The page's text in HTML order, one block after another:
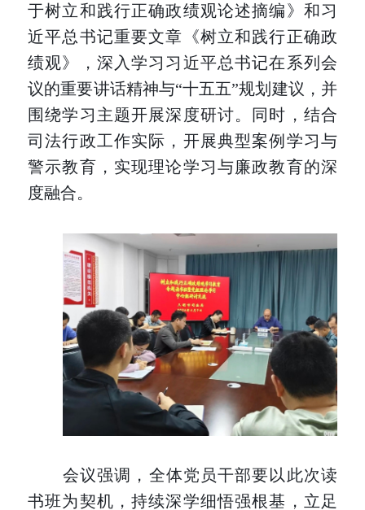
于树立和践行正确政绩观论述摘编》和习
近平总书记重要文章《树立和践行正确政
绩观》，深入学习习近平总书记在系列会
议的重要讲话精神与“十五五”规划建议，并
围绕学习主题开展深度研讨。同时，结合
司法行政工作实际，开展典型案例学习与
警示教育，实现理论学习与廉政教育的深
度融合。
会议强调，全体党员干部要以此次读
书班为契机，持续深学细悟强根基，立足